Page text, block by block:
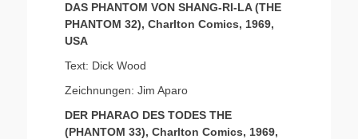
DAS PHANTOM VON SHANG-RI-LA (THE
PHANTOM 32), Charlton Comics, 1969,
USA
Text: Dick Wood
Zeichnungen: Jim Aparo
DER PHARAO DES TODES THE
(PHANTOM 33), Charlton Comics, 1969,